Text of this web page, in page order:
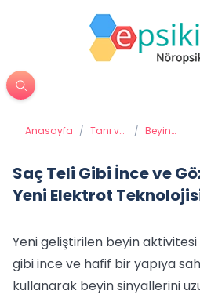
Anasayfa / Tanı ve
/ Beyin
Saç Teli Gibi İnce ve
Yeni Elektrot
Yeni geliştirilen beyin aktivitesi
gibi ince ve hafif bir yapıya
kullanarak beyin sinyallerini